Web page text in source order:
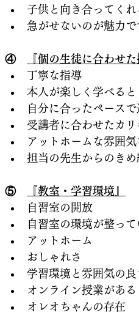
子供と向き合ってくれ
急がせないのが魅力で
④ 『個の生徒に合わせ
丁寧な指導
本人が楽しく学べると
自分に合ったペース
受講者に合わせたカリ
アットホームな雰囲
担当の先生からのき
⑤
『教室・学習環境』
自習室の開放
自習室の環境が整って
アットホーム
おしゃれさ
学習環境と雰囲気の良
オンライン授業がある
オレオちゃんの存在